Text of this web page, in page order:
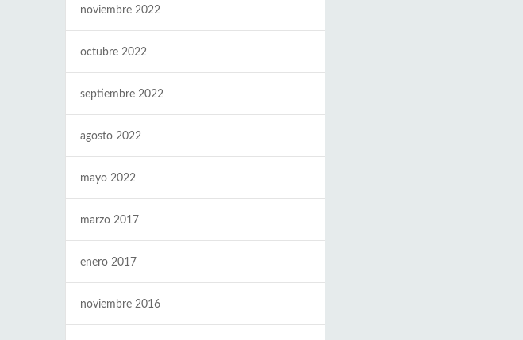
noviembre 2022
octubre 2022
septiembre 2022
agosto 2022
mayo 2022
marzo 2017
enero 2017
noviembre 2016